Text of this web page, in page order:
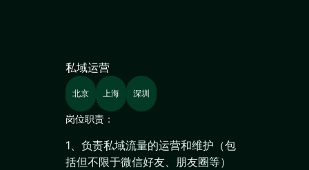
私域运营
北京 上海 深圳
岗位职责：
1、负责私域流量的运营和维护（包
括但不限于微信好友、朋友圈等）